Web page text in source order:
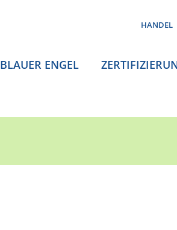
HANDEL
BLAUER ENGEL